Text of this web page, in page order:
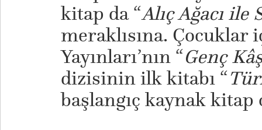
kitap da “Alıç Ağacı ile
meraklısına. Çocuklar
Yayınları’nın “Genç
dizisinin ilk kitabı “
başlangıç kaynak